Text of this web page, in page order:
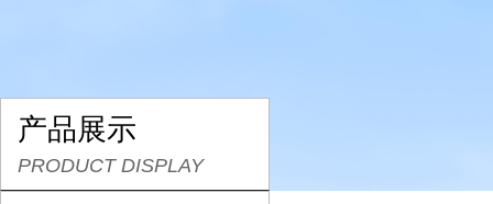
产品展示
PRODUCT DISPLAY